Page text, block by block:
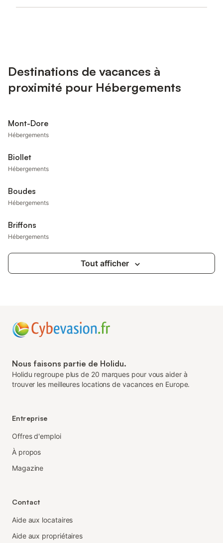
Destinations de vacances à
proximité pour Hébergements
Mont-Dore
Hébergements
Biollet
Hébergements
Boudes
Hébergements
Briffons
Hébergements
Tout afficher
Nous faisons partie de Holidu.
Holidu regroupe plus de 20 marques pour vous aider à
trouver les meilleures locations de vacances en Europe.
Entreprise
Offres d'emploi
À propos
Magazine
Contact
Aide aux locataires
Aide aux propriétaires